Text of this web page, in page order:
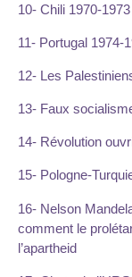
10- Chili 1970-1973
11- Portugal 1974-
12- Les
13- Faux
14- Révolution
15- Pologne-
16- Nelson
comment le
l’apartheid